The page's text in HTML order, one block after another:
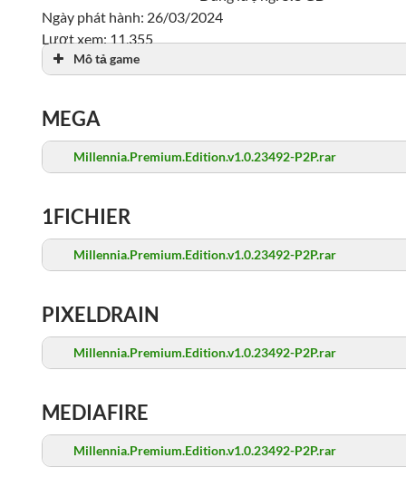
Ngày phát hành: 26/03/2024
Lượt xem: 11,355
Mô tả game
MEGA
Millennia.Premium.Edition.v1.0.23492-P2P.rar
1FICHIER
Millennia.Premium.Edition.v1.0.23492-P2P.rar
PIXELDRAIN
Millennia.Premium.Edition.v1.0.23492-P2P.rar
MEDIAFIRE
Millennia.Premium.Edition.v1.0.23492-P2P.rar